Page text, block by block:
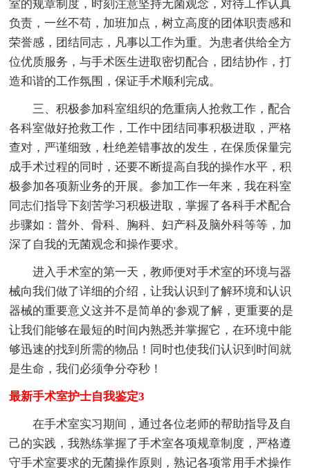
室的规章制度，时刻注意坚持无菌观念，对待工作认真
负责，一丝不苟，加班加点，树立高度的团体职责感和
荣誉感，团结同志，凡事以工作为重。为患者供给全方
位优质服务，与手术医生进取密切配合，团结协作，打
造和谐的工作氛围，保证手术顺利完成。
三、积极参加科室组织的危重病人抢救工作，配合
各科室做好抢救工作，工作中团结同事积极进取，严格
查对，严谨细致，杜绝差错事故的发生，在保质保量完
成手术过程的同时，还要不断提高自我的操作水平，积
极参加各项新业务的开展。参加工作一年来，我在科室
同志们指导下刻苦学习积极进取，掌握了各科手术配合
步骤如：普外、骨科、胸科、妇产科及脑外科等等，加
深了自我的无菌观念和操作要求。
进入手术室的第一天，教师便对手术室的环境与器
械向我们做了详细的介绍，让我认识到了解环境和认识
器械的重要意义这并不是简单的'参观了解，更重要的是
让我们能够在最短的时间内熟悉并掌握它，在环境中能
够迅速的找到所需的物品！同时也使我们认识到时间就
是生命，我们必须争分夺秒！
最新手术室护士自我鉴定3
在手术室实习期间，通过各位老师的帮助指导及自
己的实践，我熟练掌握了手术室各项规章制度，严格遵
守手术室要求的无菌操作原则，熟记各项常用手术操作